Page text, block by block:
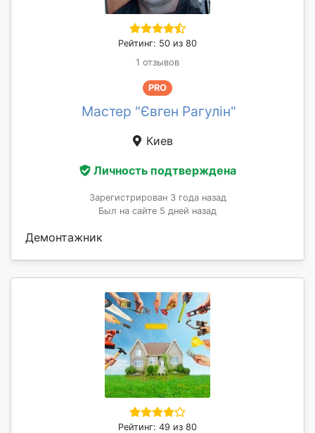
Рейтинг: 50 из 80
1 отзывов
PRO
Мастер "Євген Рагулін"
Киев
Личность подтверждена
Зарегистрирован 3 года назад
Был на сайте 5 дней назад
Демонтажник
Рейтинг: 49 из 80